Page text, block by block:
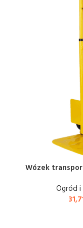
Wózek
Ogród i